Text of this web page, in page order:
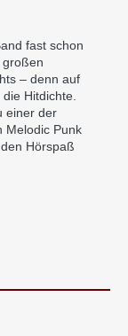
fast schon
großen
– denn auf
Hitdichte.
einer der
Melodic Punk
Hörspaß